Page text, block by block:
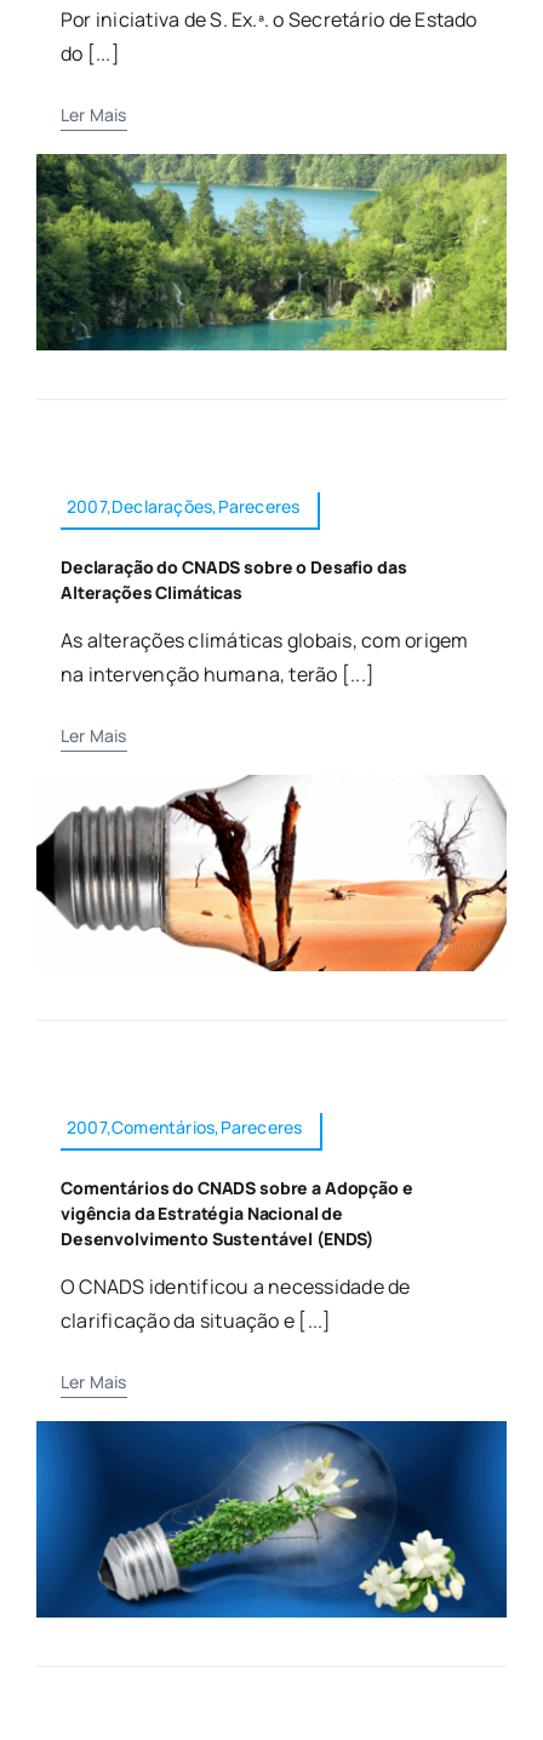
Por iniciativa de S. Ex.ª. o Secretário de Estado
do [...]
Ler Mais
2007,Declarações,Pareceres
Declaração do CNADS sobre o Desafio das
Alterações Climáticas
As alterações climáticas globais, com origem
na intervenção humana, terão [...]
Ler Mais
2007,Comentários,Pareceres
Comentários do CNADS sobre a Adopção e
vigência da Estratégia Nacional de
Desenvolvimento Sustentável (ENDS)
O CNADS identificou a necessidade de
clarificação da situação e [...]
Ler Mais